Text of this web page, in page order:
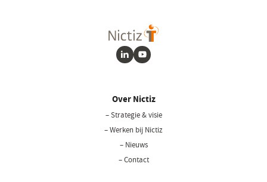
LinkedInYoutube
Over Nictiz
– Strategie & visie
– Werken bij Nictiz
– Nieuws
– Contact